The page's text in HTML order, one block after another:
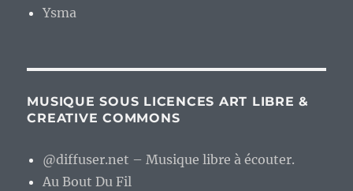
Ysma
MUSIQUE SOUS LICENCES ART LIBRE &
CREATIVE COMMONS
@diffuser.net – Musique libre à écouter.
Au Bout Du Fil